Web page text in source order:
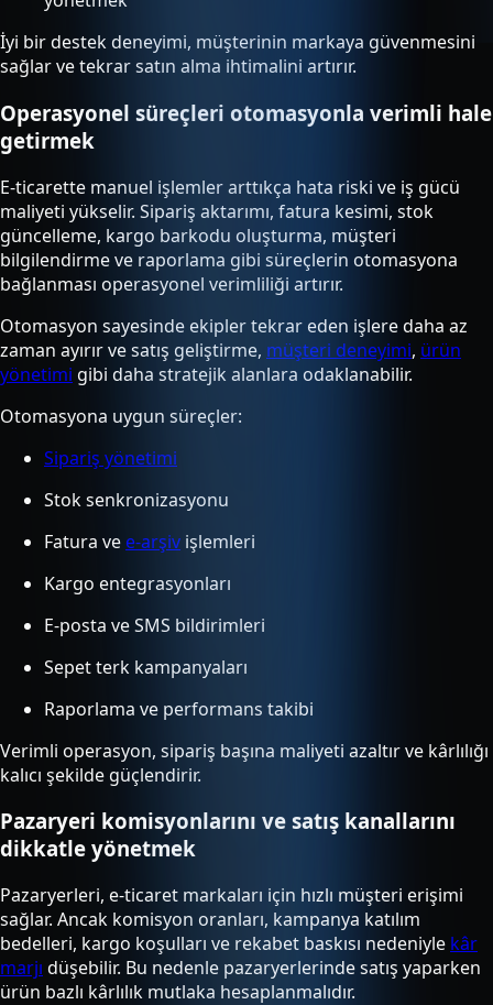
İyi bir destek deneyimi, müşterinin markaya güvenmesini
sağlar ve tekrar satın alma ihtimalini artırır.
Operasyonel süreçleri otomasyonla verimli hale
getirmek
E-ticarette manuel işlemler arttıkça hata riski ve iş gücü
maliyeti yükselir. Sipariş aktarımı, fatura kesimi, stok
güncelleme, kargo barkodu oluşturma, müşteri
bilgilendirme ve raporlama gibi süreçlerin otomasyona
bağlanması operasyonel verimliliği artırır.
Otomasyon sayesinde ekipler tekrar eden işlere daha az
zaman ayırır ve satış geliştirme, müşteri deneyimi, ürün
yönetimi gibi daha stratejik alanlara odaklanabilir.
Otomasyona uygun süreçler:
Sipariş yönetimi
Stok senkronizasyonu
Fatura ve e-arşiv işlemleri
Kargo entegrasyonları
E-posta ve SMS bildirimleri
Sepet terk kampanyaları
Raporlama ve performans takibi
Verimli operasyon, sipariş başına maliyeti azaltır ve kârlılığı
kalıcı şekilde güçlendirir.
Pazaryeri komisyonlarını ve satış kanallarını
dikkatle yönetmek
Pazaryerleri, e-ticaret markaları için hızlı müşteri erişimi
sağlar. Ancak komisyon oranları, kampanya katılım
bedelleri, kargo koşulları ve rekabet baskısı nedeniyle kâr
marjı düşebilir. Bu nedenle pazaryerlerinde satış yaparken
ürün bazlı kârlılık mutlaka hesaplanmalıdır.